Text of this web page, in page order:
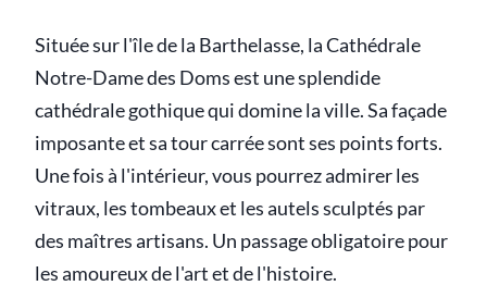
Située sur l'île de la Barthelasse, la Cathédrale
Notre-Dame des Doms est une splendide
cathédrale gothique qui domine la ville. Sa façade
imposante et sa tour carrée sont ses points forts.
Une fois à l'intérieur, vous pourrez admirer les
vitraux, les tombeaux et les autels sculptés par
des maîtres artisans. Un passage obligatoire pour
les amoureux de l'art et de l'histoire.